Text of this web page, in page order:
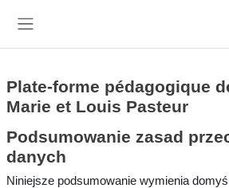
Plate-forme pédagogique
Marie et Louis Pasteur
Podsumowanie zasad
danych
Niniejsze podsumowanie wymienia